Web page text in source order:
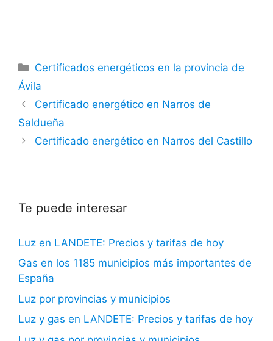
Categorías
Certificados energéticos en la provincia de
Ávila
Certificado energético en Narros de
Saldueña
Certificado energético en Narros del Castillo
Te puede interesar
Luz en LANDETE: Precios y tarifas de hoy
Gas en los 1185 municipios más importantes de
España
Luz por provincias y municipios
Luz y gas en LANDETE: Precios y tarifas de hoy